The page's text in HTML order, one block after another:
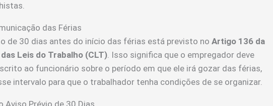
das Férias
de 30 dias antes do início das férias está previsto no Artigo 136 da
Leis do Trabalho (CLT). Isso significa que o empregador deve
ao funcionário sobre o período em que ele irá gozar das férias,
intervalo para que o trabalhador tenha condições de se organizar.